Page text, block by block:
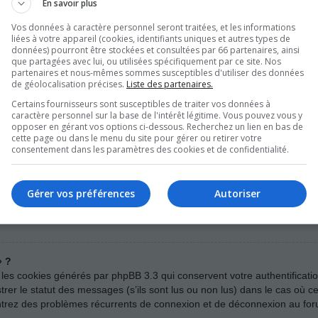
ne puisse pas être récupéré, il peut facilement être réinitialisé.
mot de passe ». Suivez les instructions et vous devriez être en
votre mot de passe, nous vous invitons à contacter un
?
de moi » lors de votre connexion au forum, vous ne resterez
utilisé par quelqu’un d’autre. Pour rester connecté, veuillez
recommandé si vous accédez au forum depuis un ordinateur
cette case à cocher, il est probable qu’un administrateur du
?
cookies générés par phpBB 3.3 qui conservent votre
le statut des messages (s’ils sont lus ou non lus) dans le cas où
des problèmes récurrents de connexion et de déconnexion au
En savoir plus
Vos données à caractère personnel seront traitées, et les informations
liées à votre appareil (cookies, identifiants uniques et autres types de
données) pourront être stockées et consultées par 66 partenaires, ainsi
que partagées avec lui, ou utilisées spécifiquement par ce site. Nos
partenaires et nous-mêmes sommes susceptibles d'utiliser des données
de géolocalisation précises. Liste des partenaires.
Certains fournisseurs sont susceptibles de traiter vos données à
caractère personnel sur la base de l'intérêt légitime. Vous pouvez vous y
opposer en gérant vos options ci-dessous. Recherchez un lien en bas de
cette page ou dans le menu du site pour gérer ou retirer votre
consentement dans les paramètres des cookies et de confidentialité.
Autoriser
Gérer vos préférences